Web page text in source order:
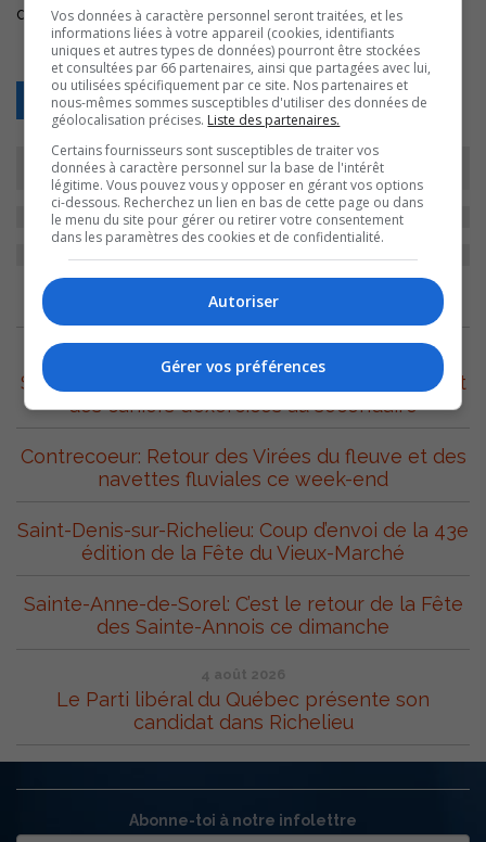
de 460 millions US au troisième trimestre.
Retour
ARCHIVES
5 août 2026
Sorel-Tracy: Changement important pour l’achat
des cahiers d’exercices au secondaire
Contrecoeur: Retour des Virées du fleuve et des
navettes fluviales ce week-end
Saint-Denis-sur-Richelieu: Coup d’envoi de la 43e
édition de la Fête du Vieux-Marché
Sainte-Anne-de-Sorel: C’est le retour de la Fête
des Sainte-Annois ce dimanche
4 août 2026
Le Parti libéral du Québec présente son
candidat dans Richelieu
Abonne-toi à notre infolettre
Vos données à caractère personnel seront traitées, et les
informations liées à votre appareil (cookies, identifiants
uniques et autres types de données) pourront être stockées
et consultées par 66 partenaires, ainsi que partagées avec lui,
ou utilisées spécifiquement par ce site. Nos partenaires et
nous-mêmes sommes susceptibles d'utiliser des données de
géolocalisation précises. Liste des partenaires.
Certains fournisseurs sont susceptibles de traiter vos
données à caractère personnel sur la base de l'intérêt
légitime. Vous pouvez vous y opposer en gérant vos options
ci-dessous. Recherchez un lien en bas de cette page ou dans
le menu du site pour gérer ou retirer votre consentement
dans les paramètres des cookies et de confidentialité.
Autoriser
Gérer vos préférences